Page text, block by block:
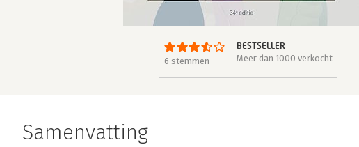
6 stemmen
BESTSELLER
Meer dan 1000 verkocht
Samenvatting